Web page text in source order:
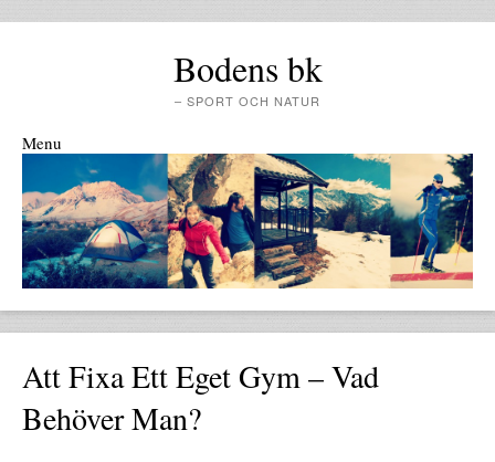
Bodens bk
– SPORT OCH NATUR
Menu
Skip to content
Att Fixa Ett Eget Gym – Vad
Behöver Man?